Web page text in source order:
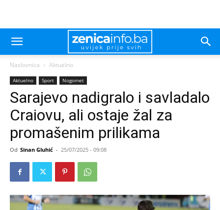
Naslovnica Aktuelno
Aktuelno Sport Nogomet
Sarajevo nadigralo i savladalo
Craiovu, ali ostaje žal za
promašenim prilikama
Od Sinan Gluhić - 25/07/2025 - 09:08